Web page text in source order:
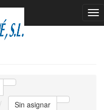
Sin asignar